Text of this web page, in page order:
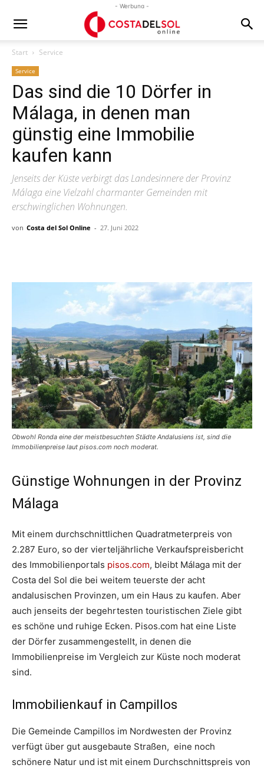
- Werbung -
Start Service
Service
Das sind die 10 Dörfer in
Málaga, in denen man
günstig eine Immobilie
kaufen kann
Jenseits der Küste verbirgt das Landesinnere der Provinz
Málaga eine Vielzahl charmanter Gemeinden mit
erschwinglichen Wohnungen.
von Costa del Sol Online - 27. Juni 2022
Obwohl Ronda eine der meistbesuchten Städte Andalusiens ist, sind die
Immobilienpreise laut pisos.com noch moderat.
Günstige Wohnungen in der Provinz
Málaga
Mit einem durchschnittlichen Quadratmeterpreis von
2.287 Euro, so der vierteljährliche Verkaufspreisbericht
des Immobilienportals pisos.com, bleibt Málaga mit der
Costa del Sol die bei weitem teuerste der acht
andalusischen Provinzen, um ein Haus zu kaufen. Aber
auch jenseits der begehrtesten touristischen Ziele gibt
es schöne und ruhige Ecken. Pisos.com hat eine Liste
der Dörfer zusammengestellt, in denen die
Immobilienpreise im Vergleich zur Küste noch moderat
sind.
Immobilienkauf in Campillos
Die Gemeinde Campillos im Nordwesten der Provinz
verfügt über gut ausgebaute Straßen, eine noch
schönere Natur und ist mit einem Durchschnittspreis von